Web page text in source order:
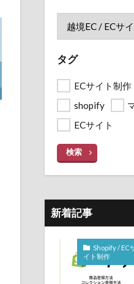
タグ
ECサイト制作
shopify
ECサイト
検索
新着記事
Shopify / EC
イト制作